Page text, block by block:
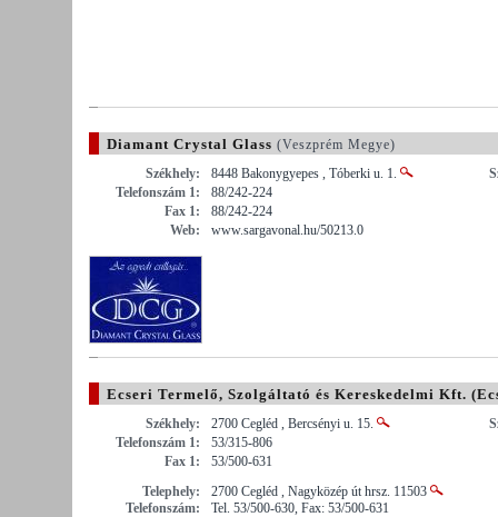
Diamant Crystal Glass (Veszprém Megye)
Székhely:
8448 Bakonygyepes , Tóberki u. 1.
Telefonszám 1:
88/242-224
Fax 1:
88/242-224
Web:
www.sargavonal.hu/50213.0
Ecseri Termelő, Szolgáltató és Kereskedelmi Kft.
Székhely:
2700 Cegléd , Bercsényi u. 15.
Telefonszám 1:
53/315-806
Fax 1:
53/500-631
Telephely:
2700 Cegléd , Nagyközép út hrsz. 11503
Telefonszám:
Tel. 53/500-630, Fax: 53/500-631